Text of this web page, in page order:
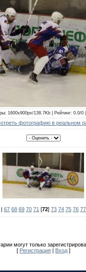
1600x900px/138.7Kb | Рейтинг: 0.0/0
фотографию в реальном
| 67 68 69 70 71 [72] 73 74 75 76 77
могут только
[ Регистрация Вход ]